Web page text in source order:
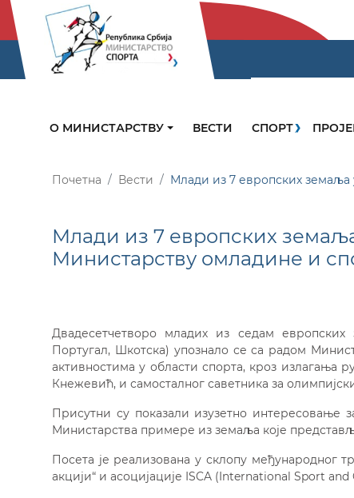
О МИНИСТАРСТВУ ВЕСТИ СПОРТ
Почетна Вести Млади из 7 европских
Млади из 7 европских
Министарству омладине и
Двадесетчетворо младих из седам
Португал, Шкотска) упознало се са радом
активностима у области спорта, кроз излагања
Кнежевић, и самосталног саветника за
Присутни су показали изузетно интересовање
Министарства примере из земаља које
Посета је реализована у склопу међународног
акцији“ и асоцијације ISCA (International Sport and